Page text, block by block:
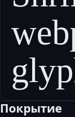
Покрытие